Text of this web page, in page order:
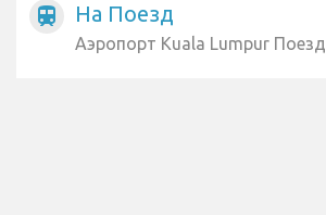
train На Поезд
Аэропорт Kuala Lumpur Поезд